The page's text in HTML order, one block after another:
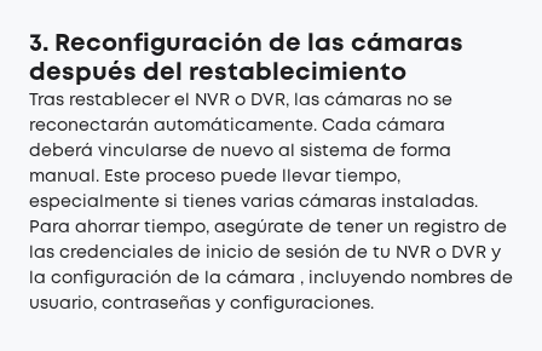
3. Reconfiguración de las cámaras
después del restablecimiento
Tras restablecer el NVR o DVR, las cámaras no se
reconectarán automáticamente. Cada cámara
deberá vincularse de nuevo al sistema de forma
manual. Este proceso puede llevar tiempo,
especialmente si tienes varias cámaras instaladas.
Para ahorrar tiempo, asegúrate de tener un registro de
las credenciales de inicio de sesión de tu NVR o DVR y
la configuración de la cámara , incluyendo nombres de
usuario, contraseñas y configuraciones.